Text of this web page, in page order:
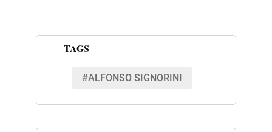
TAGS
#ALFONSO SIGNORINI